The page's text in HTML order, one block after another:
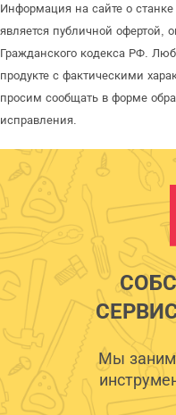
Информация на сайте о
является публичной офертой,
Гражданского кодекса РФ.
продукте с фактическими
просим сообщать в форме
исправления.
Мы